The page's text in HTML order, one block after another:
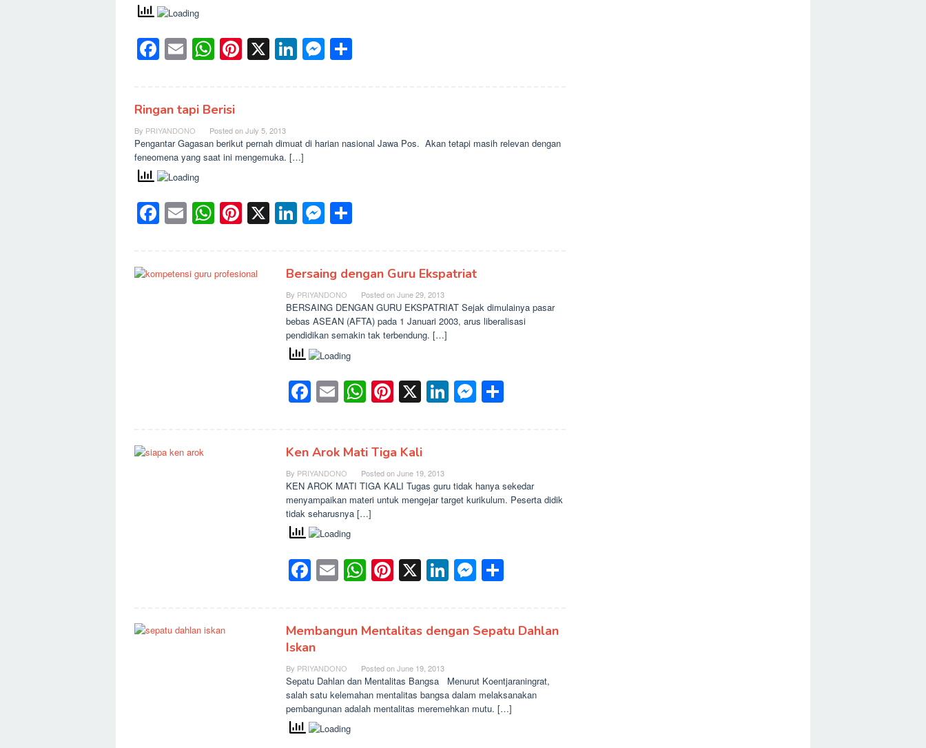
Facebook
EmailWhatsApp
Pinterest
X LinkedIn
Messenger
Share
Ringan tapi Berisi
By PRIYANDONO Posted onJuly 5, 2013
Pengantar Gagasan berikut pernah dimuat di harian nasional Jawa Pos. Akan tetapi masih relevan dengan
feneomena yang saat ini mengemuka. […]
Facebook
EmailWhatsApp
Pinterest
X LinkedIn
Messenger
Share
Bersaing dengan Guru Ekspatriat
By PRIYANDONO Posted onJune 29, 2013
BERSAING DENGAN GURU EKSPATRIAT Sejak dimulainya pasar
bebas ASEAN (AFTA) pada 1 Januari 2003, arus liberalisasi
pendidikan semakin tak terbendung. […]
Facebook
EmailWhatsApp
Pinterest
X LinkedIn
Messenger
Share
Ken Arok Mati Tiga Kali
By PRIYANDONO Posted onJune 19, 2013
KEN AROK MATI TIGA KALI Tugas guru tidak hanya sekedar
menyampaikan materi untuk mengejar target kurikulum. Peserta didik
tidak seharusnya […]
Facebook
EmailWhatsApp
Pinterest
X LinkedIn
Messenger
Share
Membangun Mentalitas dengan Sepatu Dahlan
Iskan
By PRIYANDONO Posted onJune 19, 2013
Sepatu Dahlan dan Mentalitas Bangsa Menurut Koentjaraningrat,
salah satu kelemahan mentalitas bangsa dalam melaksanakan
pembangunan adalah mentalitas meremehkan mutu. […]